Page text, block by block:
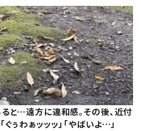
と…遠方に違和感。その後、近付
ぅわぁッッッ」「やばいよ…」